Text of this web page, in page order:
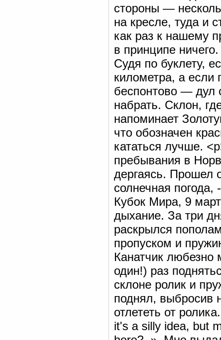
стороны —
на кресле, туда и
как раз к нашему
в принципе
Cудя по буклету,
километра, а если
беспонтово — дул
набрать. Склон,
напоминает
что обозначен
кататься лучше.
пребывания в
дергаясь. Прошел
солнечная
Кубок Мира, 9
дыхание. За три
раскрылся
пропуском и
Канатчик
один!) раз
склоне ролик и
поднял, выбросив
отлететь от
it's a silly idea, but